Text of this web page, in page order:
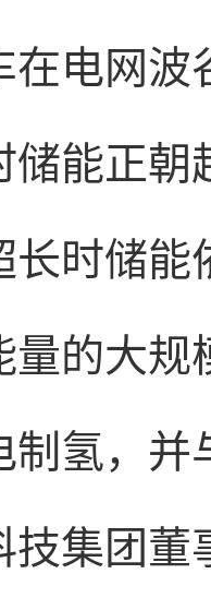
在电网
储能正朝
长时储
量的大
制氢，
技集团董